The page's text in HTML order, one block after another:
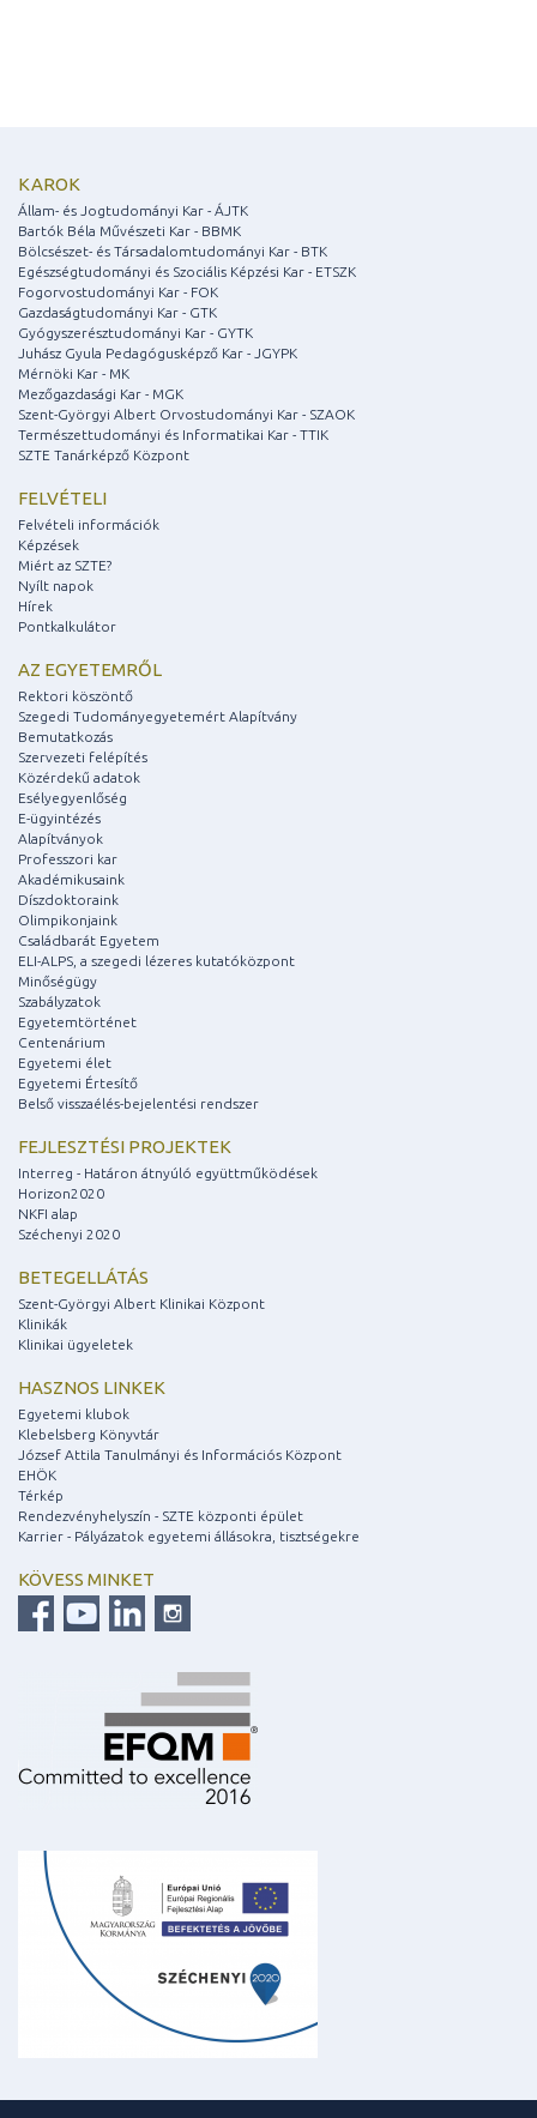
KAROK
Állam- és Jogtudományi Kar - ÁJTK
Bartók Béla Művészeti Kar - BBMK
Bölcsészet- és Társadalomtudományi Kar - BTK
Egészségtudományi és Szociális Képzési Kar - ETSZK
Fogorvostudományi Kar - FOK
Gazdaságtudományi Kar - GTK
Gyógyszerésztudományi Kar - GYTK
Juhász Gyula Pedagógusképző Kar - JGYPK
Mérnöki Kar - MK
Mezőgazdasági Kar - MGK
Szent-Györgyi Albert Orvostudományi Kar - SZAOK
Természettudományi és Informatikai Kar - TTIK
SZTE Tanárképző Központ
FELVÉTELI
Felvételi információk
Képzések
Miért az SZTE?
Nyílt napok
Hírek
Pontkalkulátor
AZ EGYETEMRŐL
Rektori köszöntő
Szegedi Tudományegyetemért Alapítvány
Bemutatkozás
Szervezeti felépítés
Közérdekű adatok
Esélyegyenlőség
E-ügyintézés
Alapítványok
Professzori kar
Akadémikusaink
Díszdoktoraink
Olimpikonjaink
Családbarát Egyetem
ELI-ALPS, a szegedi lézeres kutatóközpont
Minőségügy
Szabályzatok
Egyetemtörténet
Centenárium
Egyetemi élet
Egyetemi Értesítő
Belső visszaélés-bejelentési rendszer
FEJLESZTÉSI PROJEKTEK
Interreg - Határon átnyúló együttműködések
Horizon2020
NKFI alap
Széchenyi 2020
BETEGELLÁTÁS
Szent-Györgyi Albert Klinikai Központ
Klinikák
Klinikai ügyeletek
HASZNOS LINKEK
Egyetemi klubok
Klebelsberg Könyvtár
József Attila Tanulmányi és Információs Központ
EHÖK
Térkép
Rendezvényhelyszín - SZTE központi épület
Karrier - Pályázatok egyetemi állásokra, tisztségekre
KÖVESS MINKET